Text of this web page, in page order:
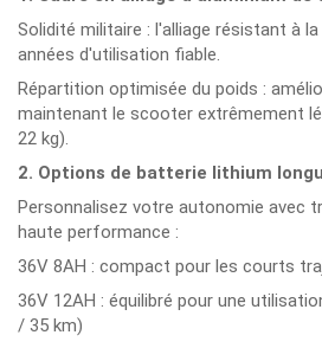
Solidité militaire : l'alliage résistant à
années d'utilisation fiable.
Répartition optimisée du poids :
maintenant le scooter extrêmement
22 kg).
2. Options de batterie lithium
Personnalisez votre autonomie avec
haute performance :
36V 8AH : compact pour les courts
36V 12AH : équilibré pour une
/ 35 km)